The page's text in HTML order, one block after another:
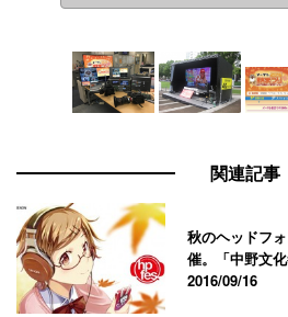
関連記事
秋のヘッドフ
催。「中野文
2016/09/16